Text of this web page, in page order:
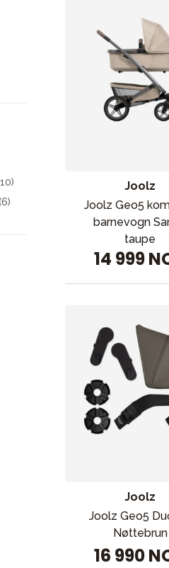
10)
6)
Joolz
Joolz Geo5
barnevogn
taupe
14 999
Joolz
Joolz Geo5
Nøttebrun
16 990